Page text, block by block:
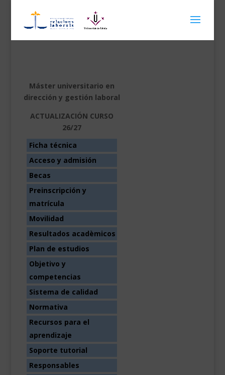
Máster universitario en
dirección y gestión laboral
ACTUALIZACIÓN CURSO
26/27
Ficha técnica
Acceso y admisión
Becas
Preinscripción y
matrícula
Movilidad
Resultados acadèmicos
Plan de estudios
Objetivo y
competencias
Sistema de calidad
Normativa
Recursos para el
aprendizaje
Soporte tutorial
Responsables